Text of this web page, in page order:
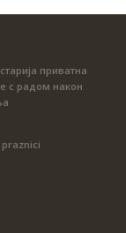
приватна
с радом након